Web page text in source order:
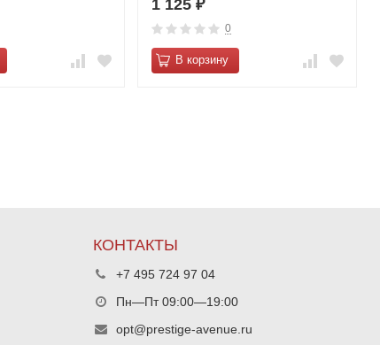
1 125 ₽
0
В корзину
КОНТАКТЫ
+7 495 724 97 04
Пн—Пт 09:00—19:00
opt@prestige-avenue.ru